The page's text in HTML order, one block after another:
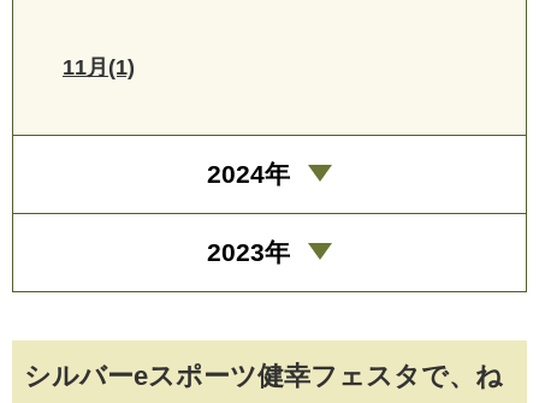
シルバーeスポーツ健幸フェスタで、ね
11月(1)
2024年
2023年